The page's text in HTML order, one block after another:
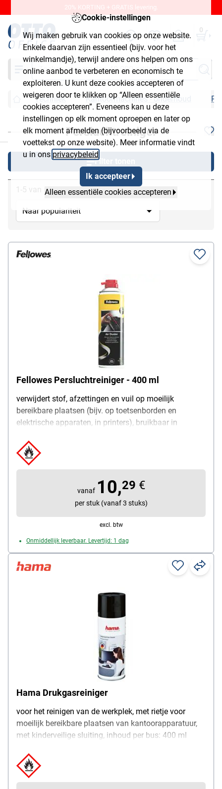
Cookie-instellingen
Wij maken gebruik van cookies op onze website.
Enkele daarvan zijn essentieel (bijv. voor het
winkelmandje), terwijl andere ons helpen om ons
online aanbod te verbeteren en economisch te
exploiteren. U kunt deze cookies accepteren of
weigeren door te klikken op “Alleen essentiële
cookies accepteren”. Eveneens kan u deze
instellingen op elk moment oproepen en later op
elk moment afmelden (bijvoorbeeld via de
voettekst op onze website). Meer informatie vindt
u in ons privacybeleid
Ik accepteer
Alleen essentiële cookies accepteren
20% KORTING + GRATIS levering.
0
Zoeken
Techniek Kantoormachines - onderhoud
Persluchtreiniger
Filter tonen
1-5 van 5
Fellowes Persluchtreiniger - 400 ml
verwijdert stof, afzettingen en vuil op moeilijk
bereikbare plaatsen (bijv. op toetsenborden en
elektrische apparaten, in printers), bruikbaar in
vanaf 10,29 €
per stuk (vanaf 3 stuks)
excl. btw
Onmiddellijk leverbaar. Levertijd: 1 dag
Hama Drukgasreiniger
voor het reinigen van de werkplek, met rietje voor
moeilijk bereikbare plaatsen van kantoorapparatuur,
met kinderveilige sluiting, inhoud per bus: 400 ml